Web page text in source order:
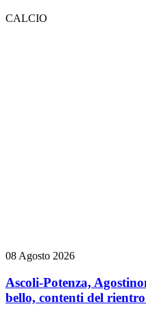
CALCIO
08 Agosto 2026
Ascoli-Potenza,
bello, contenti del